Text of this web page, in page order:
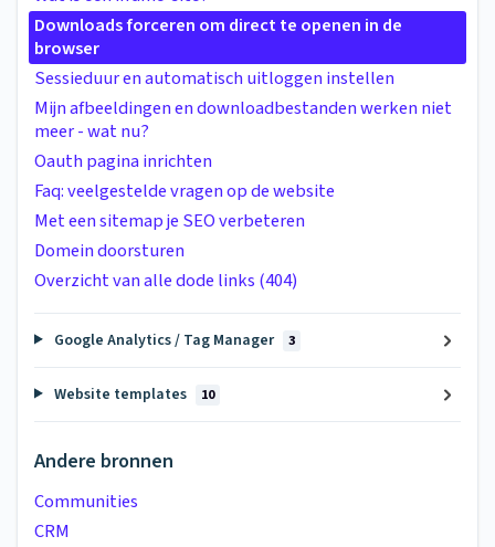
Downloads forceren om direct te openen in de
browser
Sessieduur en automatisch uitloggen instellen
Mijn afbeeldingen en downloadbestanden werken niet
meer - wat nu?
Oauth pagina inrichten
Faq: veelgestelde vragen op de website
Met een sitemap je SEO verbeteren
Domein doorsturen
Overzicht van alle dode links (404)
Google Analytics / Tag Manager 3
Website templates 10
Andere bronnen
Communities
CRM